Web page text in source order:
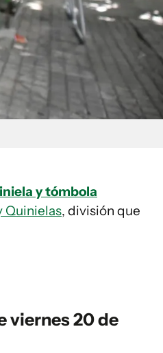
y tómbola
Quinielas, división que
viernes 20 de